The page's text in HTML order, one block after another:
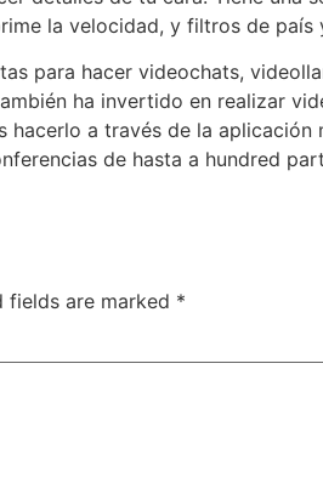
la velocidad, y filtros de país
para hacer videochats,
ha invertido en realizar
a través de la
de hasta a hundred
fields are marked *